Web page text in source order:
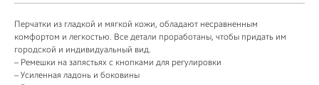
Перчатки из гладкой и мягкой кожи, обладают несравненным
комфортом и легкостью. Все детали проработаны, чтобы придать им
городской и индивидуальный вид.
– Ремешки на запястьях с кнопками для регулировки
– Усиленная ладонь и боковины